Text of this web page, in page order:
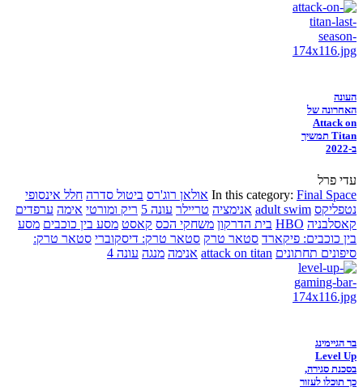
העונה
האחרונה של
Attack on
Titan תמשיך
ב-2022
עדי פרל
In this category: Final Space אולאן רוג'רס ביטול סדרה חלל אינסופי
נטפליקס adult swim אנימציה טריילר עונה 5 ריק ומורטי אימה ערפדים
קאסלבניה HBO בית הדרקון משחקי הכס קאסט מסע בין כוכבים מסע
בין כוכבים: פיקארד סטאר טרק סטאר טרק: דיסקוברי סטאר טרק:
סיפונים תחתונים attack on titan אנימה מנגה עונה 4
בר הגיימינג
Level Up
בסכנת סגירה,
כך תוכלו לעזור